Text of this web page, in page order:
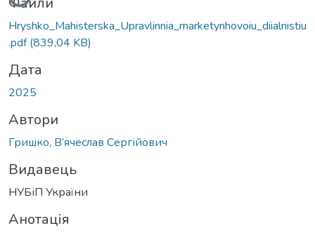
Hryshko_Mahisterska_Upravlinnia_marketynhovoiu_diialnistiu
.pdf(839,04 KB)
Дата
2025
Автори
Гришко, В’ячеслав Сергійович
Видавець
НУБіП України
Анотація